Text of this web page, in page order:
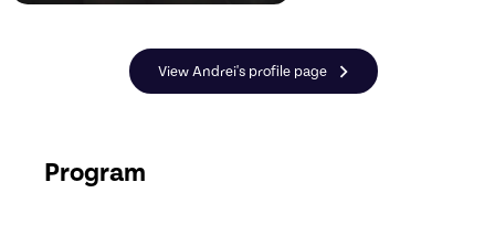
View Andrei's profile page
Program